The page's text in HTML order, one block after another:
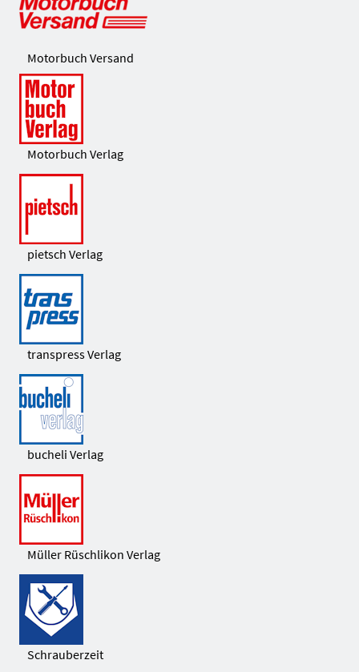
Motorbuch Versand
Motorbuch Verlag
pietsch Verlag
transpress Verlag
bucheli Verlag
Müller Rüschlikon Verlag
Schrauberzeit